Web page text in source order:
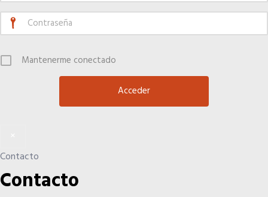
Mantenerme conectado
Contacto
Contacto